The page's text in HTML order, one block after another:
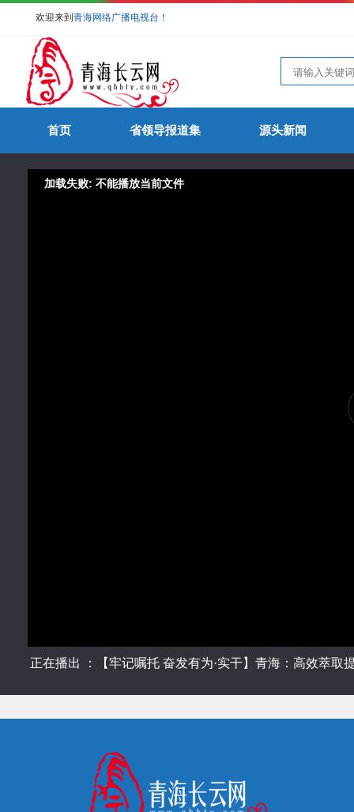
欢迎来到 青海网络广播电视台！
首页 省领导报道集 源头新闻
加载失败: 不能播放当前文件
正在播出 ：【牢记嘱托 奋发有为·实干】青海：高效萃取